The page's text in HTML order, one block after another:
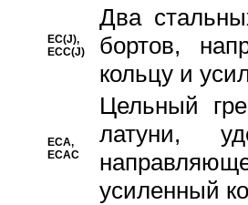
EC(J),
ECC(J)
Два
бортов,
кольцу и
ECA,
ECAC
Цельный
латуни,
усиленный